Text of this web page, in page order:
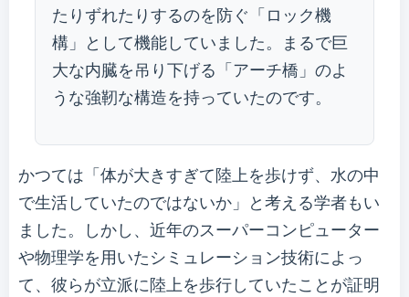
たりずれたりするのを防ぐ「ロック機
構」として機能していました。まるで巨
大な内臓を吊り下げる「アーチ橋」のよ
うな強靭な構造を持っていたのです。
かつては「体が大きすぎて陸上を歩けず、水の中
で生活していたのではないか」と考える学者もい
ました。しかし、近年のスーパーコンピューター
や物理学を用いたシミュレーション技術によっ
て、彼らが立派に陸上を歩行していたことが証明